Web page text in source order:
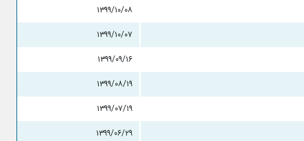
۱۳۹۹/۱۰/۰۸
۱۳۹۹/۱۰/۰۷
۱۳۹۹/۰۹/۱۶
۱۳۹۹/۰۸/۱۹
۱۳۹۹/۰۷/۱۹
۱۳۹۹/۰۶/۲۹